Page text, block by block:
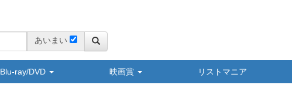
あいまい
Blu-ray/DVD 映画賞 リストマニア